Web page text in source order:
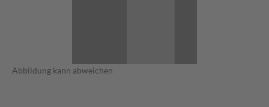
Abbildung kann abweichen